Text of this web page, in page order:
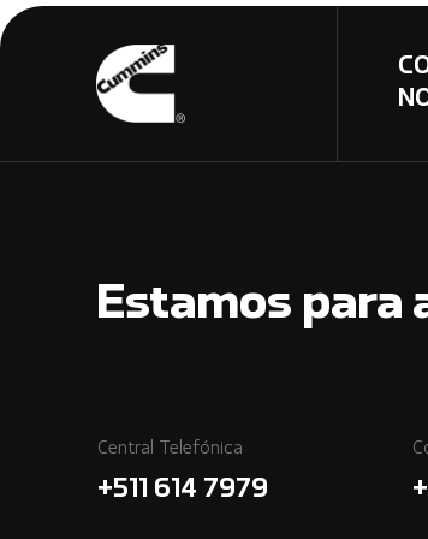
Estamos para
Central Telefónica
+511 614 7979